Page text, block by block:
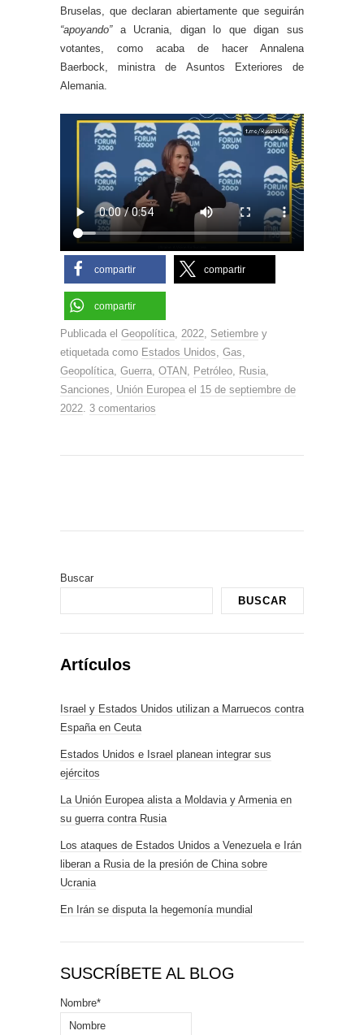
Bruselas, que declaran abiertamente que seguirán
“apoyando”a Ucrania, digan lo que digan sus
votantes, como acaba de hacer Annalena
Baerbock, ministra de Asuntos Exteriores de
Alemania.
compartir compartir
compartir
Publicada el Geopolítica, 2022, Setiembre y
etiquetada como Estados Unidos, Gas,
Geopolítica, Guerra, OTAN, Petróleo, Rusia,
Sanciones, Unión Europea el 15 de septiembre de
2022. 3 comentarios
Buscar
BUSCAR
Artículos
Israel y Estados Unidos utilizan a Marruecos contra
España en Ceuta
Estados Unidos e Israel planean integrar sus
ejércitos
La Unión Europea alista a Moldavia y Armenia en
su guerra contra Rusia
Los ataques de Estados Unidos a Venezuela e Irán
liberan a Rusia de la presión de China sobre
Ucrania
En Irán se disputa la hegemonía mundial
SUSCRÍBETE AL BLOG
Nombre*